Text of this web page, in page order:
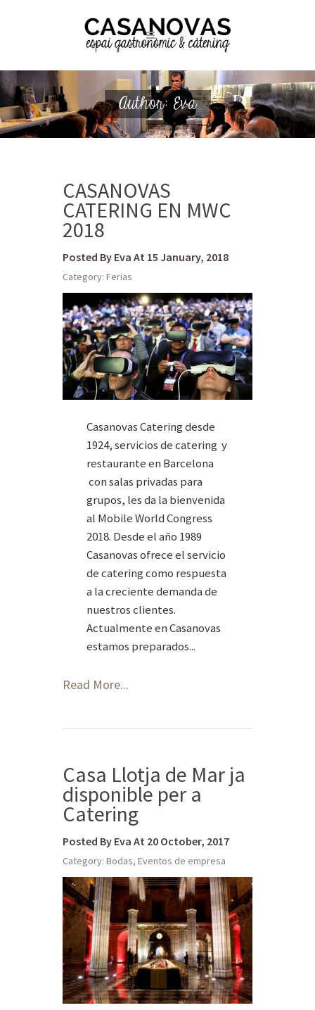
Author: Eva
CASANOVAS
CATERING EN MWC
2018
Posted By Eva At 15 January, 2018
Category: Ferias
Casanovas Catering desde
1924, servicios de catering y
restaurante en Barcelona
con salas privadas para
grupos, les da la bienvenida
al Mobile World Congress
2018. Desde el año 1989
Casanovas ofrece el servicio
de catering como respuesta
a la creciente demanda de
nuestros clientes.
Actualmente en Casanovas
estamos preparados...
Read More...
Casa Llotja de Mar ja
disponible per a
Catering
Posted By Eva At 20 October, 2017
Category: Bodas, Eventos de empresa